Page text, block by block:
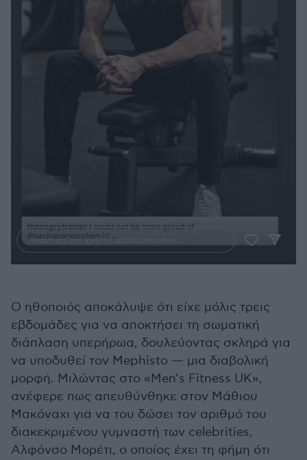
Ο ηθοποιός αποκάλυψε ότι είχε μόλις τρεις
εβδομάδες για να αποκτήσει τη σωματική
διάπλαση υπερήρωα, δουλεύοντας σκληρά για
να υποδυθεί τον Mephisto — μια διαβολική
μορφή. Μιλώντας στο «Men’s Fitness UK»,
ανέφερε πως απευθύνθηκε στον Μάθιου
Μακόναχι για να του δώσει τον αριθμό του
διακεκριμένου γυμναστή των celebrities,
Αλφόνσο Μορέτι, ο οποίος έχει τη φήμη ότι